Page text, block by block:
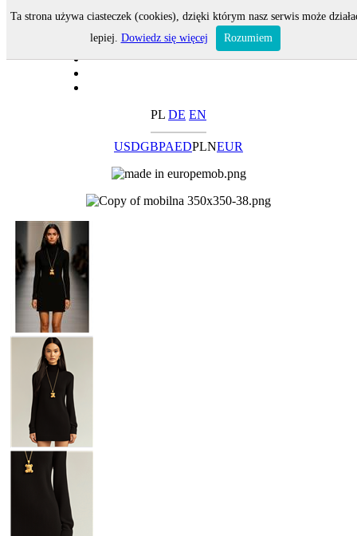
PL DE EN
USDGBPAEDPLNEUR
Ta strona używa ciasteczek (cookies), dzięki którym nasz serwis może
lepiej. Dowiedz się więcej Rozumiem